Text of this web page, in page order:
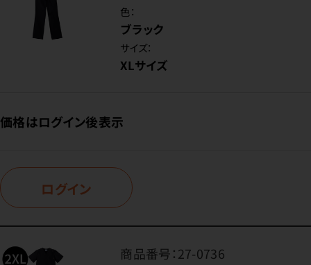
色：
ブラック
サイズ：
XLサイズ
価格はログイン後表示
ログイン
商品番号：27-0736